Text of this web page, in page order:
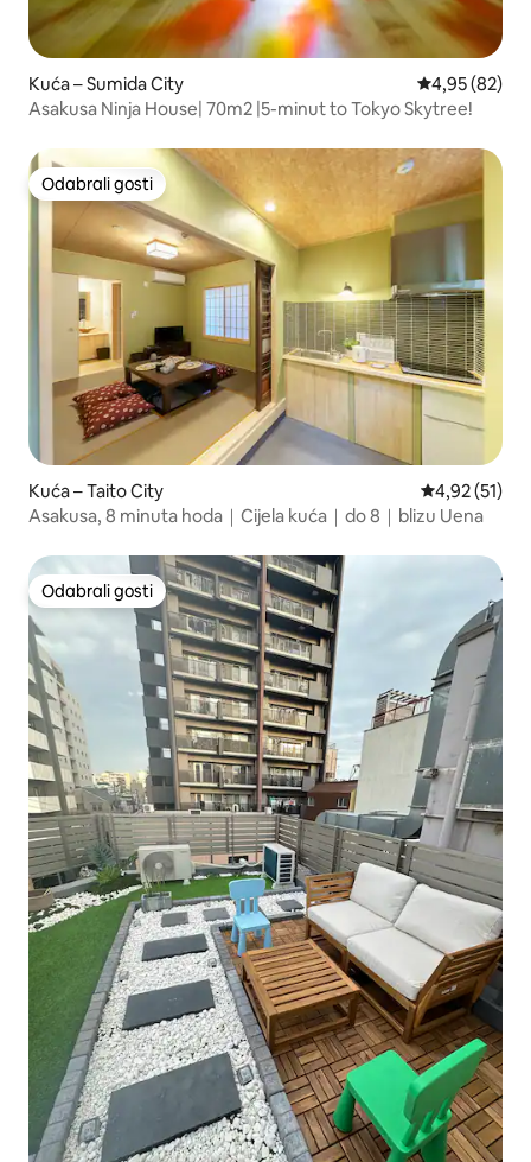
Kuća – Sumida City Prosječna
4,95 (82)
Asakusa Ninja House| 70m2 |5-minut to Tokyo Skytree!
Odabrali gosti
Odabrali gosti
Kuća – Taito City Prosječna
4,92 (51)
Asakusa, 8 minuta hoda｜Cijela kuća｜do 8｜blizu Uena
Odabrali gosti
Odabrali gosti